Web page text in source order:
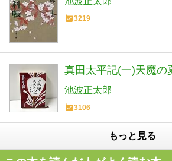
3219
真田太平記(一)天魔の
池波正太郎
3106
もっと見る